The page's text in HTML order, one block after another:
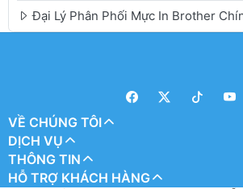
Đại Lý Phân Phối Mực In Brother
VỀ CHÚNG TÔI
DỊCH VỤ
THÔNG TIN
HỖ TRỢ KHÁCH HÀNG